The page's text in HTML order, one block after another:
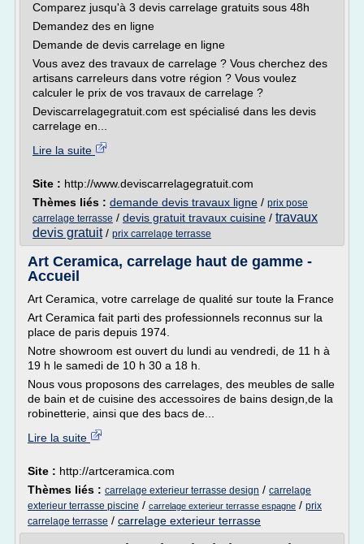
Comparez jusqu'à 3 devis carrelage gratuits sous 48h
Demandez des en ligne
Demande de devis carrelage en ligne
Vous avez des travaux de carrelage ? Vous cherchez des
artisans carreleurs dans votre région ? Vous voulez
calculer le prix de vos travaux de carrelage ?
Deviscarrelagegratuit.com est spécialisé dans les devis
carrelage en...
Lire la suite
Site : http://www.deviscarrelagegratuit.com
Thèmes liés : demande devis travaux ligne / prix pose
carrelage terrasse / devis gratuit travaux cuisine / travaux
devis gratuit/ prix carrelage terrasse
Art Ceramica, carrelage haut de gamme -
Accueil
Art Ceramica, votre carrelage de qualité sur toute la France
Art Ceramica fait parti des professionnels reconnus sur la
place de paris depuis 1974.
Notre showroom est ouvert du lundi au vendredi, de 11 h à
19 h le samedi de 10 h 30 a 18 h.
Nous vous proposons des carrelages, des meubles de salle
de bain et de cuisine des accessoires de bains design,de la
robinetterie, ainsi que des bacs de...
Lire la suite
Site : http://artceramica.com
Thèmes liés : carrelage exterieur terrasse design / carrelage
exterieur terrasse piscine / carrelage exterieur terrasse espagne / prix
carrelage terrasse / carrelage exterieur terrasse